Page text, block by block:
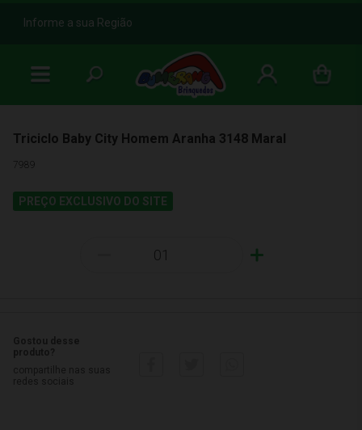
b
Informe a sua Região
Triciclo Baby City Homem Aranha 3148 Maral
7989
PREÇO EXCLUSIVO DO SITE
+